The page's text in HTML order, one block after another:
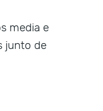
media e
junto de